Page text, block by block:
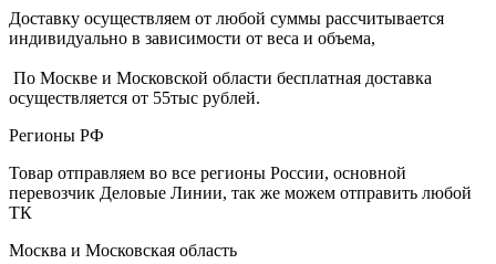
Доставку осуществляем от любой суммы рассчитывается
индивидуально в зависимости от веса и объема,
По Москве и Московской области бесплатная доставка
осуществляется от 55тыс рублей.
Регионы РФ
Товар отправляем во все регионы России, основной
перевозчик Деловые Линии, так же можем отправить любой
ТК
Москва и Московская область